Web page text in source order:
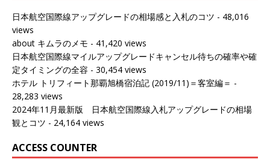
日本航空国際線アップグレードの相場感と入札のコツ - 48,016
views
about キムラのメモ - 41,420 views
日本航空国際線マイルアップグレードキャンセル待ちの確率や確
定タイミングの全容 - 30,454 views
ホテル トリフィート那覇旭橋宿泊記 (2019/11)＝客室編＝ -
28,283 views
2024年11月最新版 日本航空国際線入札アップグレードの相場
観とコツ - 24,164 views
ACCESS COUNTER